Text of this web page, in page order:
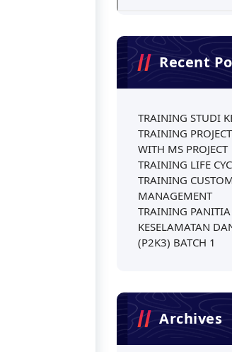
Recent
TRAINING STUDI
TRAINING
WITH MS PROJECT
TRAINING LIFE
TRAINING
MANAGEMENT
TRAINING
KESELAMATAN
(P2K3) BATCH 1
Archives